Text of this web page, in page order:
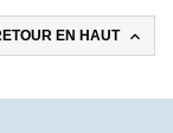
EN HAUT 